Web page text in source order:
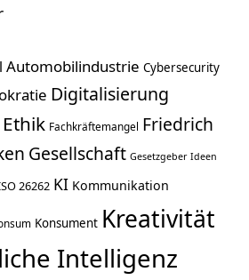
Automobilindustrie Cybersecurity
Digitalisierung
Ethik Fachkräftemangel Friedrich
Gesellschaft Gesetzgeber Ideen
26262 KI Kommunikation
Konsument Kreativität
Intelligenz